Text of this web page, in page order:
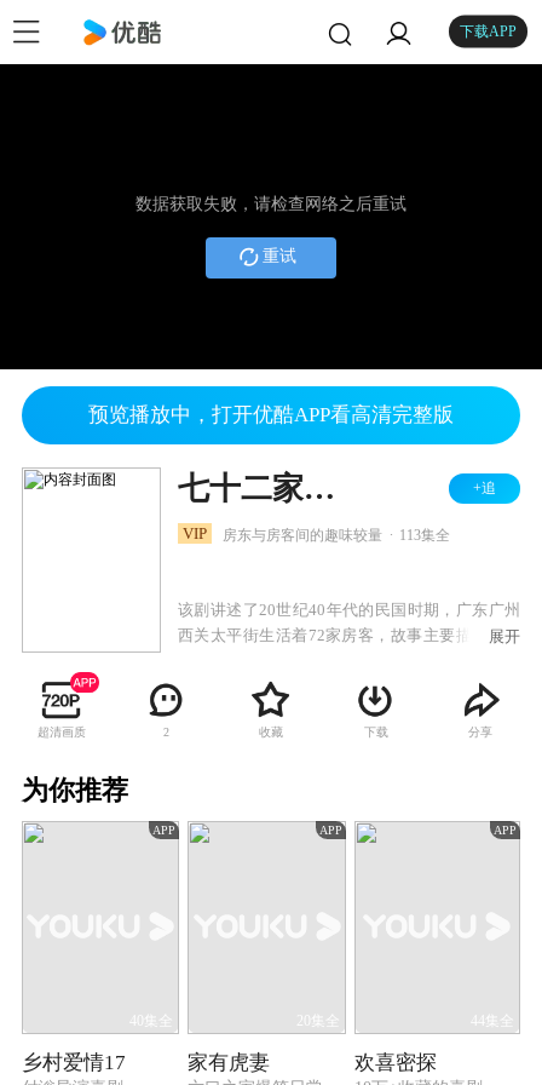
下载APP
数据获取失败，请检查网络之后重试
重试
预览播放中，打开优酷APP看高清完整版
七十二家房客 第三部 +追
VIP 房东与房客间的趣味较量 113集全
该剧讲述了20世纪40年代的民国时期，广东广州
西关太平街生活着72家房客，故事主要描述房东
展开
超清画质 2 收藏 下载 分享
为你推荐
APP
40集全
乡村爱情17
APP
20集全
家有虎妻
APP
44集全
欢喜密探